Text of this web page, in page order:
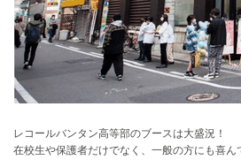
レコールバンタン高等部のブースは大盛況！
在校生や保護者だけでなく、一般の方にも喜